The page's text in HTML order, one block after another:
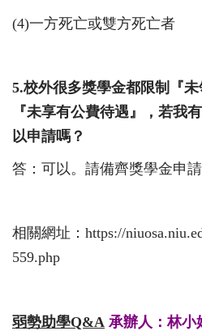
(4)一方死亡或雙方死亡者
5.校外很多獎學金都限制『未
『未享有公費待遇』，若我
以申請嗎？
答：可以。請備齊獎學金申
相關網址： https://
559.php
弱勢助學Q&A 承辦人：林小